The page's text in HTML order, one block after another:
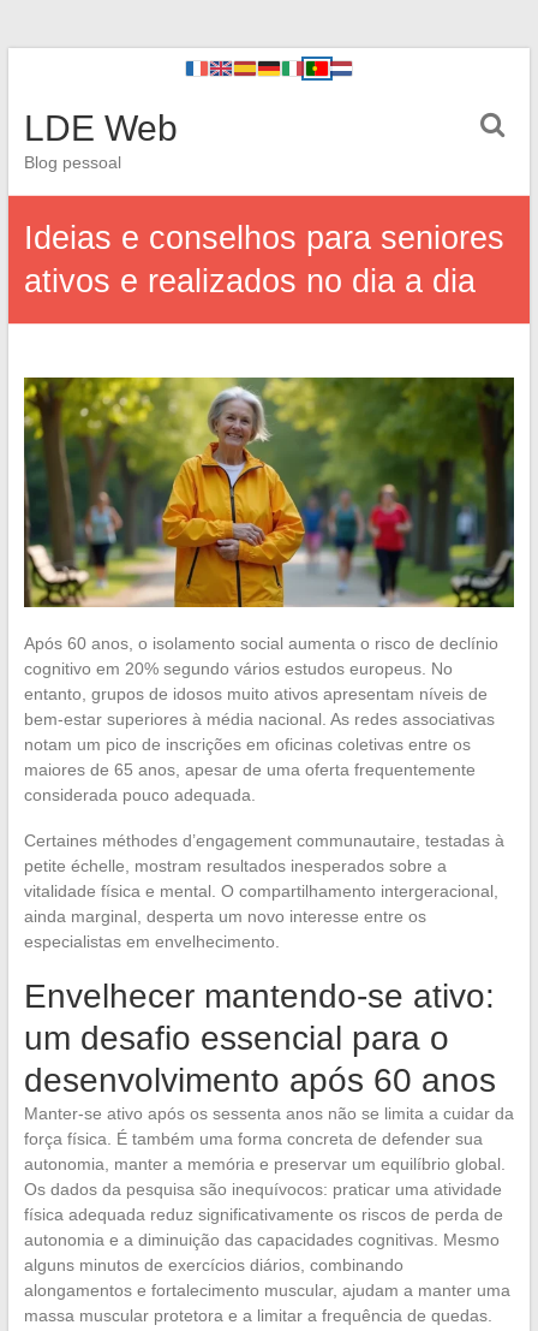
LDE Web
Blog pessoal
Ideias e conselhos para seniores
ativos e realizados no dia a dia
Após 60 anos, o isolamento social aumenta o risco de declínio
cognitivo em 20% segundo vários estudos europeus. No
entanto, grupos de idosos muito ativos apresentam níveis de
bem-estar superiores à média nacional. As redes associativas
notam um pico de inscrições em oficinas coletivas entre os
maiores de 65 anos, apesar de uma oferta frequentemente
considerada pouco adequada.
Certaines méthodes d’engagement communautaire, testadas à
petite échelle, mostram resultados inesperados sobre a
vitalidade física e mental. O compartilhamento intergeracional,
ainda marginal, desperta um novo interesse entre os
especialistas em envelhecimento.
Envelhecer mantendo-se ativo:
um desafio essencial para o
desenvolvimento após 60 anos
Manter-se ativo após os sessenta anos não se limita a cuidar da
força física. É também uma forma concreta de defender sua
autonomia, manter a memória e preservar um equilíbrio global.
Os dados da pesquisa são inequívocos: praticar uma atividade
física adequada reduz significativamente os riscos de perda de
autonomia e a diminuição das capacidades cognitivas. Mesmo
alguns minutos de exercícios diários, combinando
alongamentos e fortalecimento muscular, ajudam a manter uma
massa muscular protetora e a limitar a frequência de quedas.